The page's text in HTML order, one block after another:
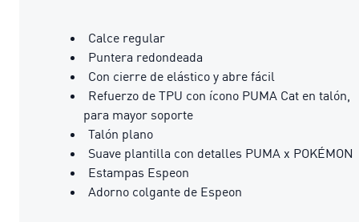
Calce regular
Puntera redondeada
Con cierre de elástico y abre fácil
Refuerzo de TPU con ícono PUMA Cat en talón,
para mayor soporte
Talón plano
Suave plantilla con detalles PUMA x POKÉMON
Estampas Espeon
Adorno colgante de Espeon